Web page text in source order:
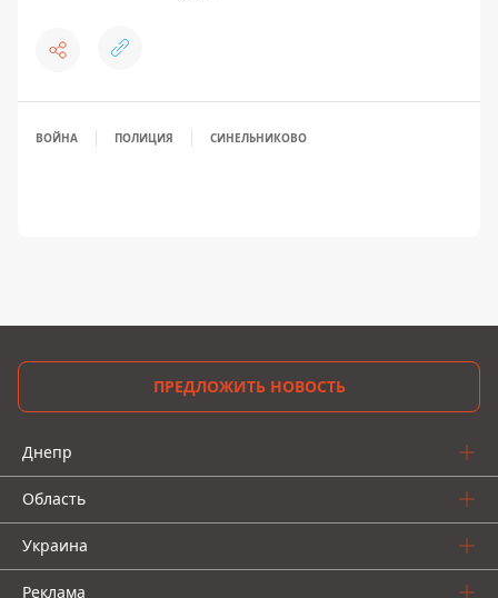
ВОЙНА ПОЛИЦИЯ СИНЕЛЬНИКОВО
ПРЕДЛОЖИТЬ НОВОСТЬ
Днепр
Область
Украина
Реклама